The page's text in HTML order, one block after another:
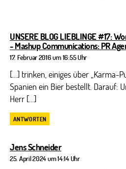
UNSERE BLOG LIEBLINGE #17:
- Mashup Communications: PR
17. Februar 2016 um 16:55 Uhr
[…] trinken, einiges über „Karma-
Spanien ein Bier bestellt. Darauf:
Herr […]
ANTWORTEN
Jens Schneidersagt:
25. April 2024 um 14:14 Uhr